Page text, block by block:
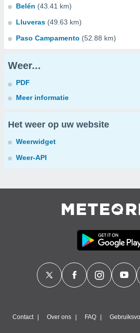
Belén (43.41 km)
Lluveras (49.63 km)
Paso Campamento (52.88 km)
Weer...
PDF
Meer informatie
Het weer op uw website
Weerwidget
Weer-API
Contact Over ons FAQ